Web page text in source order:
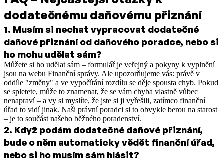
dodatečnému daňovému přiznání
1. Musím si nechat vypracovat dodatečné
daňové přiznání od daňového poradce, nebo si
ho mohu udělat sám?
Můžete si ho udělat sám – formulář je veřejný a pokyny k vyplnění
jsou na webu Finanční správy. Ale upozorňujeme vás: právě v
oddíle "změny" a ve vypočítání rozdílu se děje spousta chyb. Pokud
se spletete, může to znamenat, že se vám chyba vlastně vůbec
nenapraví – a vy si myslíte, že jste si ji vyřešili, zatímco finanční
úřad to vidí jinak. Naši právní poradci si to obvykle berou na starost
– je to součást našeho běžného poradenství.
2. Když podám dodatečné daňové přiznání,
bude o něm automaticky vědět finanční úřad,
nebo si ho musím sám hlásit?